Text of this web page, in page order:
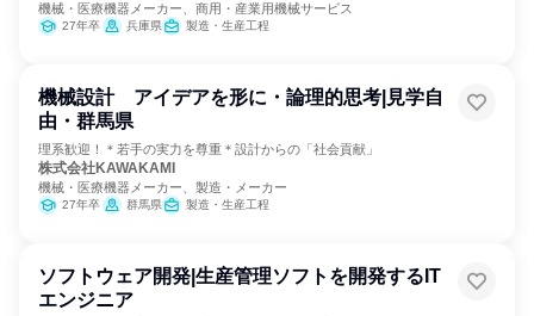
機械・医療機器メーカー、商用・産業用機械サービス
27年卒 兵庫県 製造・生産工程
機械設計 アイデアを形に・論理的思考|見学自
由・群馬県
理系歓迎！＊若手の実力を尊重＊設計からの「社会貢献」
株式会社KAWAKAMI
機械・医療機器メーカー、製造・メーカー
27年卒 群馬県 製造・生産工程
ソフトウェア開発|生産管理ソフトを開発するIT
エンジニア